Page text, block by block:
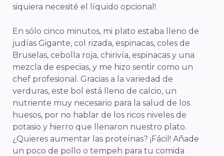
siquiera necesité el líquido opcional!
En sólo cinco minutos, mi plato estaba lleno de
judías Gigante, col rizada, espinacas, coles de
Bruselas, cebolla roja, chirivía, espinacas y una
mezcla de especias, y me hizo sentir como un
chef profesional. Gracias a la variedad de
verduras, este bol está lleno de calcio, un
nutriente muy necesario para la salud de los
huesos, por no hablar de los ricos niveles de
potasio y hierro que llenaron nuestro plato.
¿Quieres aumentar las proteínas? ¡Fácil! Añade
un poco de pollo o tempeh para tu comida